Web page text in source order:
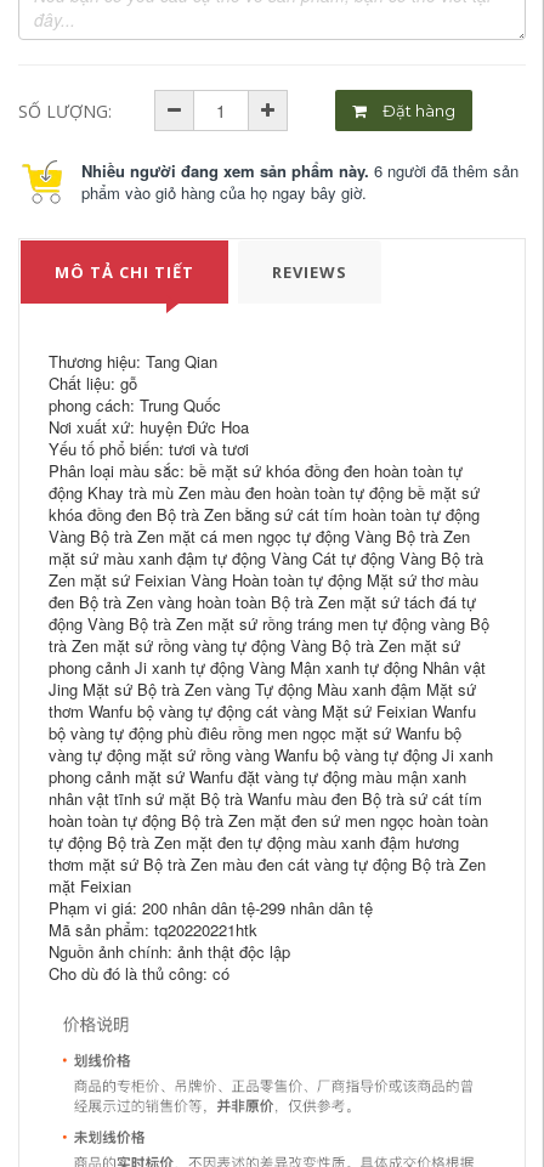
SỐ LƯỢNG: Đặt hàng
Nhiều người đang xem sản phẩm này. 6 người đã thêm sản
phẩm vào giỏ hàng của họ ngay bây giờ.
MÔ TẢ CHI TIẾT REVIEWS
Thương hiệu: Tang Qian
Chất liệu: gỗ
phong cách: Trung Quốc
Nơi xuất xứ: huyện Đức Hoa
Yếu tố phổ biến: tươi và tươi
Phân loại màu sắc: bề mặt sứ khóa đồng đen hoàn toàn tự
động Khay trà mù Zen màu đen hoàn toàn tự động bề mặt sứ
khóa đồng đen Bộ trà Zen bằng sứ cát tím hoàn toàn tự động
Vàng Bộ trà Zen mặt cá men ngọc tự động Vàng Bộ trà Zen
mặt sứ màu xanh đậm tự động Vàng Cát tự động Vàng Bộ trà
Zen mặt sứ Feixian Vàng Hoàn toàn tự động Mặt sứ thơ màu
đen Bộ trà Zen vàng hoàn toàn Bộ trà Zen mặt sứ tách đá tự
động Vàng Bộ trà Zen mặt sứ rồng tráng men tự động vàng Bộ
trà Zen mặt sứ rồng vàng tự động Vàng Bộ trà Zen mặt sứ
phong cảnh Ji xanh tự động Vàng Mận xanh tự động Nhân vật
Jing Mặt sứ Bộ trà Zen vàng Tự động Màu xanh đậm Mặt sứ
thơm Wanfu bộ vàng tự động cát vàng Mặt sứ Feixian Wanfu
bộ vàng tự động phù điêu rồng men ngọc mặt sứ Wanfu bộ
vàng tự động mặt sứ rồng vàng Wanfu bộ vàng tự động Ji xanh
phong cảnh mặt sứ Wanfu đặt vàng tự động màu mận xanh
nhân vật tĩnh sứ mặt Bộ trà Wanfu màu đen Bộ trà sứ cát tím
hoàn toàn tự động Bộ trà Zen mặt đen sứ men ngọc hoàn toàn
tự động Bộ trà Zen mặt đen tự động màu xanh đậm hương
thơm mặt sứ Bộ trà Zen màu đen cát vàng tự động Bộ trà Zen
mặt Feixian
Phạm vi giá: 200 nhân dân tệ-299 nhân dân tệ
Mã sản phẩm: tq20220221htk
Nguồn ảnh chính: ảnh thật độc lập
Cho dù đó là thủ công: có